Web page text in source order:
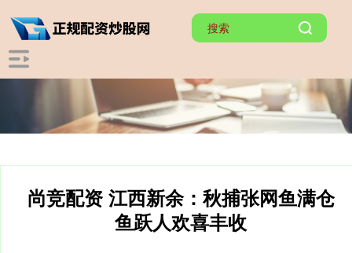
尚竞配资 江西新余：秋捕张网鱼满仓
鱼跃人欢喜丰收